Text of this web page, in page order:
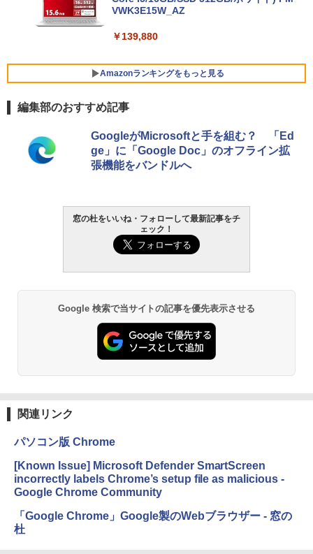
VWK3E15W_AZ
￥139,880
Amazonランキングをもっと見る
Robloxギフトカード - 800 Robux 【限
定バーチャルアイテムを含む】 【オンラ
インゲームコード】 ロブロックス | オン
ラインコード版
Microsoft Office Home & Business 202
4(最新 永続版)|オンラインコード版|Wind
ows11、10/mac対応|PC2台
Robloxギフトカード - 2,000 Robux 【限
定バーチャルアイテムを含む】 【オンラ
インゲームコード】 ロブロックス | オン
ラインコード版
インゲームコード】 ロブロックス |オン
￥1,600
Windows版 | Minecraft (マインクラフ
生成AIパスポート公式テキスト 第４版
￥1,766
AIイラスト表現辞典: 思い通りの絵を引き
出す プロンプトの言葉 AI画像生成シリー
ズ (はぴーイラストLabo)
ClaudeCode いちばんやさしい 教科書:
方 マニュアル AI副業にもコンテンツ作成
にもKindle出版にも！ 非エンジニアのた
めのAIコーディング入門シリーズ
￥1,292
FM TOWNS ハイパー・カタログ: 本体ハ
ードウェア・市販ソフトウェアのパーフ
Amazon Kindle Paperwhite (16GB) 7イ
ンチディスプレイ、色調調節ライト、12
週間持続バッテリー、広告なし、ブラッ
ク
Amazon Kindle - 目に優しい、かさばら
ない、大きな画面で読みやすい、6週間持
続バッテリー、6インチディスプレイ電子
￥16,980
Kindle Paperwhite シグニチャーエディ
ション (32GB) 7インチディスプレイ、明
ージ、防水、7インチカラーディスプレ
イ、色調調節ライト、最大8週間持続バッ
テリー、広告無し、ブラック (2025年発
編集部のおすすめ記事
GoogleがMicrosoftと手を組む？ 「Ed
ge」に「Google Doc」のオフライン拡
張機能をバンドルへ
窓の杜をいいね・フォローして最新記事をチ
ェック！
Google 検索で当サイトの記事を優先表示させる
関連リンク
パソコン版 Chrome
[Known Issue] Microsoft Defender SmartScreen
incorrectly labels Chrome’s setup file as malicious -
Google Chrome Community
「Google Chrome」Google製のWebブラウザー - 窓の
杜